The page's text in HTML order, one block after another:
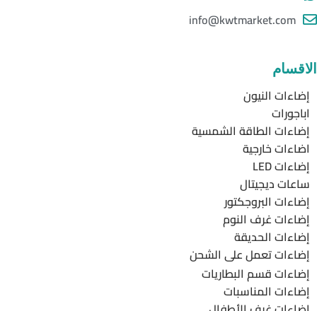
info@kwtmarket.com
الاقسام
إضاءات النيون
اباجورات
إضاءات الطاقة الشمسية
اضاءات خارجية
إضاءات LED
ساعات ديجيتال
إضاءات البروجكتور
إضاءات غرف النوم
إضاءات الحديقة
إضاءات تعمل على الشحن
إضاءات قسم البطاريات
إضاءات المناسبات